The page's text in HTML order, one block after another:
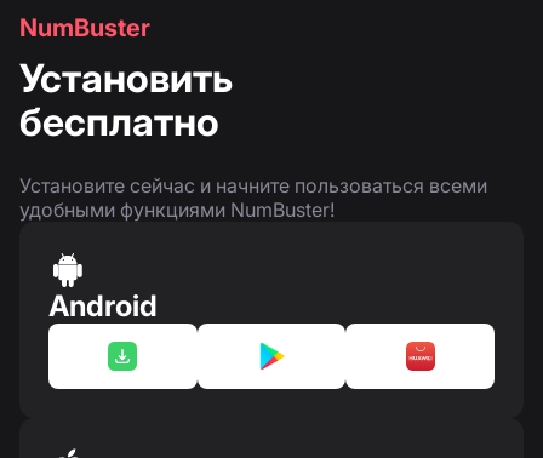
NumBuster
Установить
бесплатно
Установите сейчас и начните пользоваться всеми
удобными функциями NumBuster!
Android